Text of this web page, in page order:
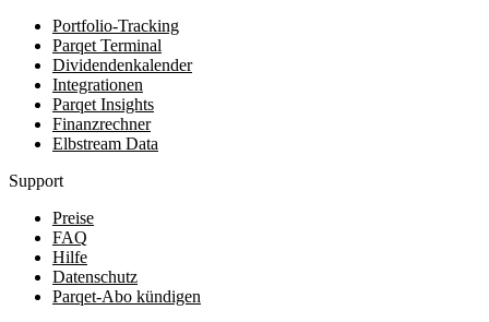
Portfolio-Tracking
Parqet Terminal
Dividendenkalender
Integrationen
Parqet Insights
Finanzrechner
Elbstream Data
Support
Preise
FAQ
Hilfe
Datenschutz
Parqet-Abo kündigen